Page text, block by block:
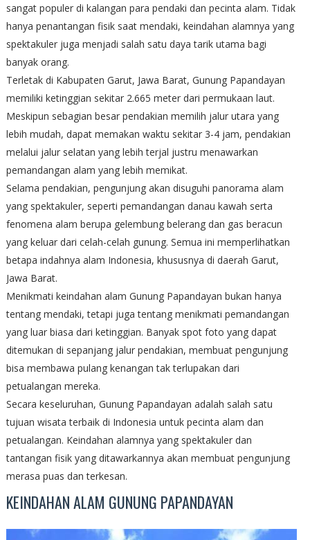
sangat populer di kalangan para pendaki dan pecinta alam. Tidak
hanya penantangan fisik saat mendaki, keindahan alamnya yang
spektakuler juga menjadi salah satu daya tarik utama bagi
banyak orang.
Terletak di Kabupaten Garut, Jawa Barat, Gunung Papandayan
memiliki ketinggian sekitar 2.665 meter dari permukaan laut.
Meskipun sebagian besar pendakian memilih jalur utara yang
lebih mudah, dapat memakan waktu sekitar 3-4 jam, pendakian
melalui jalur selatan yang lebih terjal justru menawarkan
pemandangan alam yang lebih memikat.
Selama pendakian, pengunjung akan disuguhi panorama alam
yang spektakuler, seperti pemandangan danau kawah serta
fenomena alam berupa gelembung belerang dan gas beracun
yang keluar dari celah-celah gunung. Semua ini memperlihatkan
betapa indahnya alam Indonesia, khususnya di daerah Garut,
Jawa Barat.
Menikmati keindahan alam Gunung Papandayan bukan hanya
tentang mendaki, tetapi juga tentang menikmati pemandangan
yang luar biasa dari ketinggian. Banyak spot foto yang dapat
ditemukan di sepanjang jalur pendakian, membuat pengunjung
bisa membawa pulang kenangan tak terlupakan dari
petualangan mereka.
Secara keseluruhan, Gunung Papandayan adalah salah satu
tujuan wisata terbaik di Indonesia untuk pecinta alam dan
petualangan. Keindahan alamnya yang spektakuler dan
tantangan fisik yang ditawarkannya akan membuat pengunjung
merasa puas dan terkesan.
KEINDAHAN ALAM GUNUNG PAPANDAYAN